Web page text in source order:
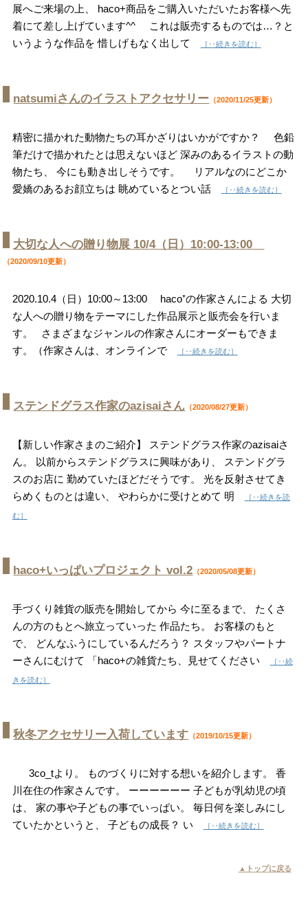
展へご来場の上、 haco+商品をご購入いただいたお客様へ先
着にて差し上げています^^ これは販売するものでは…？と
いうような作品を 惜しげもなく出して
［‥続きを読む］
natsumiさんのイラストアクセサリー （2020/11/25更新）
精密に描かれた動物たちの耳かざりはいかがですか？ 色鉛
筆だけで描かれたとは思えないほど 深みのあるイラストの動
物たち、 今にも動き出しそうです。 リアルなのにどこか
愛嬌のあるお顔立ちは 眺めているとつい話
［‥続きを読む］
大切な人への贈り物展 10/4（日）10:00-13:00
（2020/09/10更新）
2020.10.4（日）10:00～13:00 haco⁺の作家さんによる 大切
な人への贈り物をテーマにした作品展示と販売会を行いま
す。 さまざまなジャンルの作家さんにオーダーもできま
す。（作家さんは、オンラインで
［‥続きを読む］
ステンドグラス作家のazisaiさん （2020/08/27更新）
【新しい作家さまのご紹介】 ステンドグラス作家のazisaiさ
ん。 以前からステンドグラスに興味があり、 ステンドグラ
スのお店に 勤めていたほどだそうです。 光を反射させてき
らめくものとは違い、 やわらかに受けとめて 明
［‥続きを読
む］
haco+いっぱいプロジェクト vol.2 （2020/05/08更新）
手づくり雑貨の販売を開始してから 今に至るまで、 たくさ
んの方のもとへ旅立っていった 作品たち。 お客様のもと
で、 どんなふうにしているんだろう？ スタッフやパートナ
ーさんにむけて 「haco+の雑貨たち、見せてください
［‥続
きを読む］
秋冬アクセサリー入荷しています （2019/10/15更新）
3co_tより。 ものづくりに対する想いを紹介します。 香
川在住の作家さんです。 ーーーーーー 子どもが乳幼児の頃
は、 家の事や子どもの事でいっぱい。 毎日何を楽しみにし
ていたかというと、 子どもの成長？ い
［‥続きを読む］
▲トップに戻る